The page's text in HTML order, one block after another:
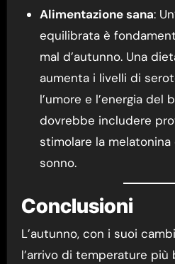
Alimentazione sana:
equilibrata è
mal d’autunno. Una
aumenta i livelli di
l’umore e l’energia del
dovrebbe includere
stimolare la
sonno.
Conclusioni
L’autunno, con i suoi
l’arrivo di temperature più